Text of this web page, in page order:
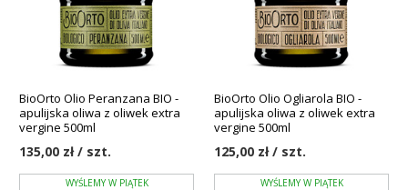
BioOrto Olio Peranzana BIO -
apulijska oliwa z oliwek extra
vergine 500ml
135,00 zł / szt.
WYŚLEMY W PIĄTEK
BioOrto Olio Ogliarola BIO -
apulijska oliwa z oliwek extra
vergine 500ml
125,00 zł / szt.
WYŚLEMY W PIĄTEK